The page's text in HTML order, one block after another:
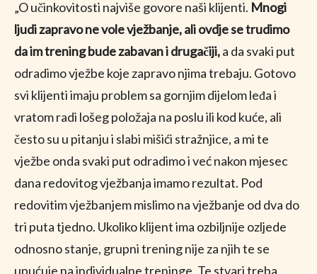
„O učinkovitosti najviše govore naši klijenti. Mnogi
ljudi zapravo ne vole vježbanje, ali ovdje se trudimo
da im trening bude zabavan i drugačiji,a da svaki put
odradimo vježbe koje zapravo njima trebaju. Gotovo
svi klijenti imaju problem sa gornjim dijelom leđa i
vratom radi lošeg položaja na poslu ili kod kuće, ali
često su u pitanju i slabi mišići stražnjice, a mi te
vježbe onda svaki put odradimo i već nakon mjesec
dana redovitog vježbanja imamo rezultat. Pod
redovitim vježbanjem mislimo na vježbanje od dva do
tri puta tjedno. Ukoliko klijent ima ozbiljnije ozljede
odnosno stanje, grupni trening nije za njih te se
upućuje na individualne treninge. Te stvari treba